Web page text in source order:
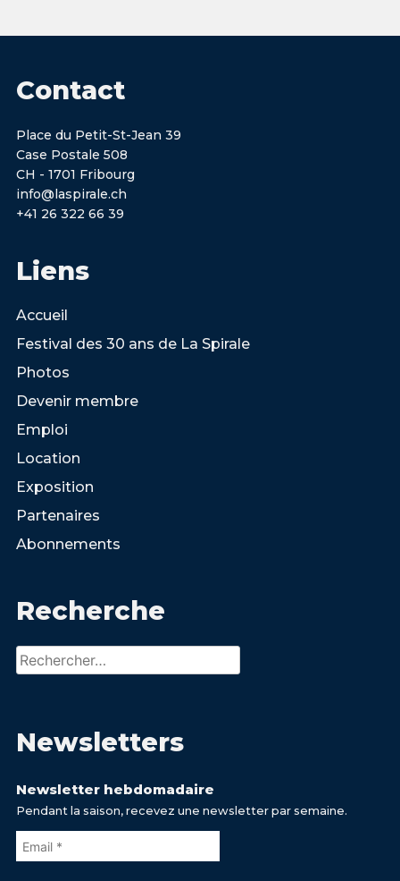
Contact
Place du Petit-St-Jean 39
Case Postale 508
CH - 1701 Fribourg
info@laspirale.ch
+41 26 322 66 39
Liens
Accueil
Festival des 30 ans de La Spirale
Photos
Devenir membre
Emploi
Location
Exposition
Partenaires
Abonnements
Recherche
Rechercher :
Newsletters
Newsletter hebdomadaire
Pendant la saison, recevez une newsletter par semaine.